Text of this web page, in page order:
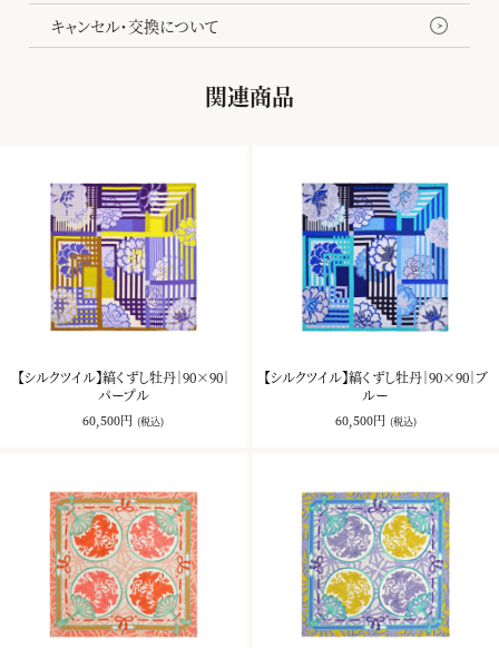
キャンセル・交換について
関連商品
【シルクツイル】縞くずし牡丹｜90×90｜
パープル
60,500円 (税込)
【シルクツイル】縞くずし牡丹｜90×90｜ブ
ルー
60,500円 (税込)